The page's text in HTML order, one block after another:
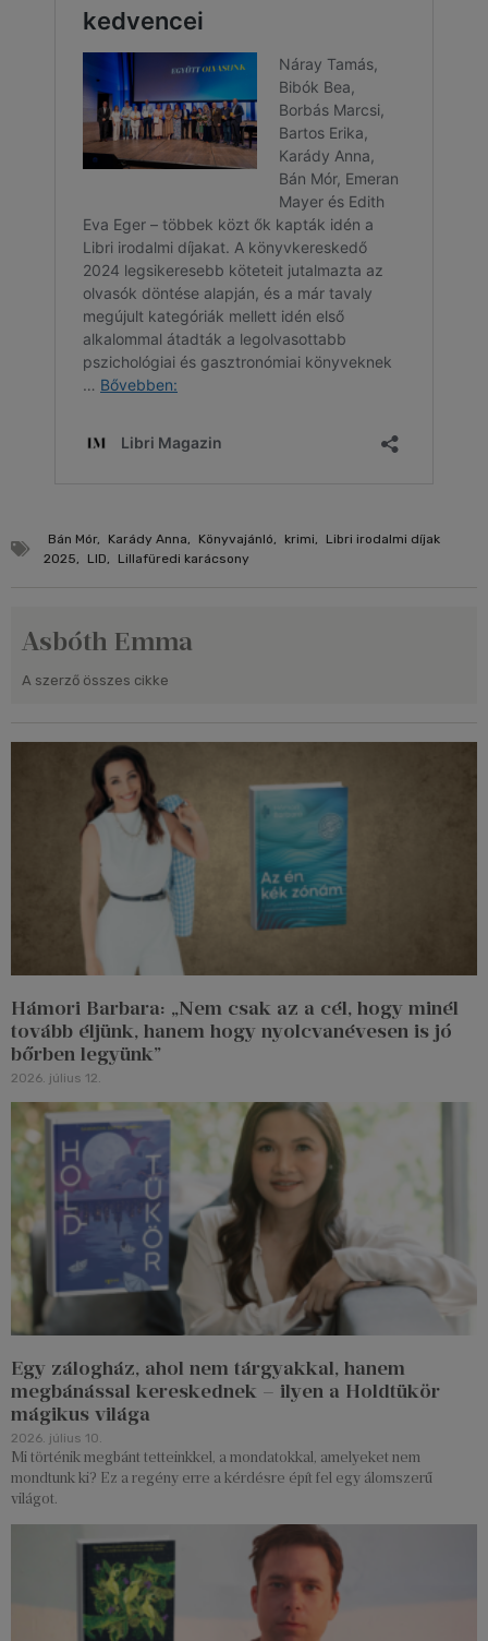
Bán Mór, Karády Anna, Könyvajánló, krimi,
Libri irodalmi díjak
2025, LID, Lillafüredi karácsony
Asbóth Emma
A szerző összes cikke
Hámori Barbara: „Nem csak az a cél, hogy minél
tovább éljünk, hanem hogy nyolcvanévesen is jó
bőrben legyünk”
2026. július 12.
Egy zálogház, ahol nem tárgyakkal, hanem
megbánással kereskednek – ilyen a Holdtükör
mágikus világa
2026. július 10.
Mi történik megbánt tetteinkkel, a mondatokkal, amelyeket nem
mondtunk ki? Ez a regény erre a kérdésre épít fel egy álomszerű
világot.